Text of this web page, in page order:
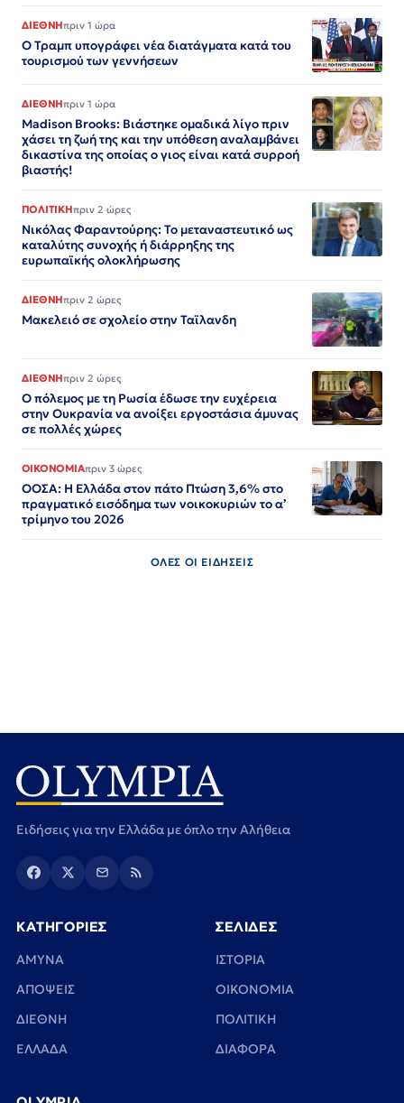
ΔΙΕΘΝΗπριν 1 ώρα
Ο Τραμπ υπογράφει νέα διατάγματα κατά του
τουρισμού των γεννήσεων
ΔΙΕΘΝΗπριν 1 ώρα
Madison Brooks: Βιάστηκε ομαδικά λίγο πριν
χάσει τη ζωή της και την υπόθεση αναλαμβάνει
δικαστίνα της οποίας ο γιος είναι κατά συρροή
βιαστής!
ΠΟΛΙΤΙΚΗπριν 2 ώρες
Νικόλας Φαραντούρης: Το μεταναστευτικό ως
καταλύτης συνοχής ή διάρρηξης της
ευρωπαϊκής ολοκλήρωσης
ΔΙΕΘΝΗπριν 2 ώρες
Μακελειό σε σχολείο στην Ταϊλανδη
ΔΙΕΘΝΗπριν 2 ώρες
Ο πόλεμος με τη Ρωσία έδωσε την ευχέρεια
στην Ουκρανία να ανοίξει εργοστάσια άμυνας
σε πολλές χώρες
ΟΙΚΟΝΟΜΙΑπριν 3 ώρες
ΟΟΣΑ: Η Ελλάδα στον πάτο Πτώση 3,6% στο
πραγματικό εισόδημα των νοικοκυριών το α’
τρίμηνο του 2026
ΟΛΕΣ ΟΙ ΕΙΔΗΣΕΙΣ
Ειδήσεις για την Ελλάδα με όπλο την Αλήθεια
ΚΑΤΗΓΟΡΙΕΣ
ΑΜΥΝΑ
ΑΠΟΨΕΙΣ
ΔΙΕΘΝΗ
ΕΛΛΑΔΑ
ΣΕΛΙΔΕΣ
ΙΣΤΟΡΙΑ
ΟΙΚΟΝΟΜΙΑ
ΠΟΛΙΤΙΚΗ
ΔΙΑΦΟΡΑ